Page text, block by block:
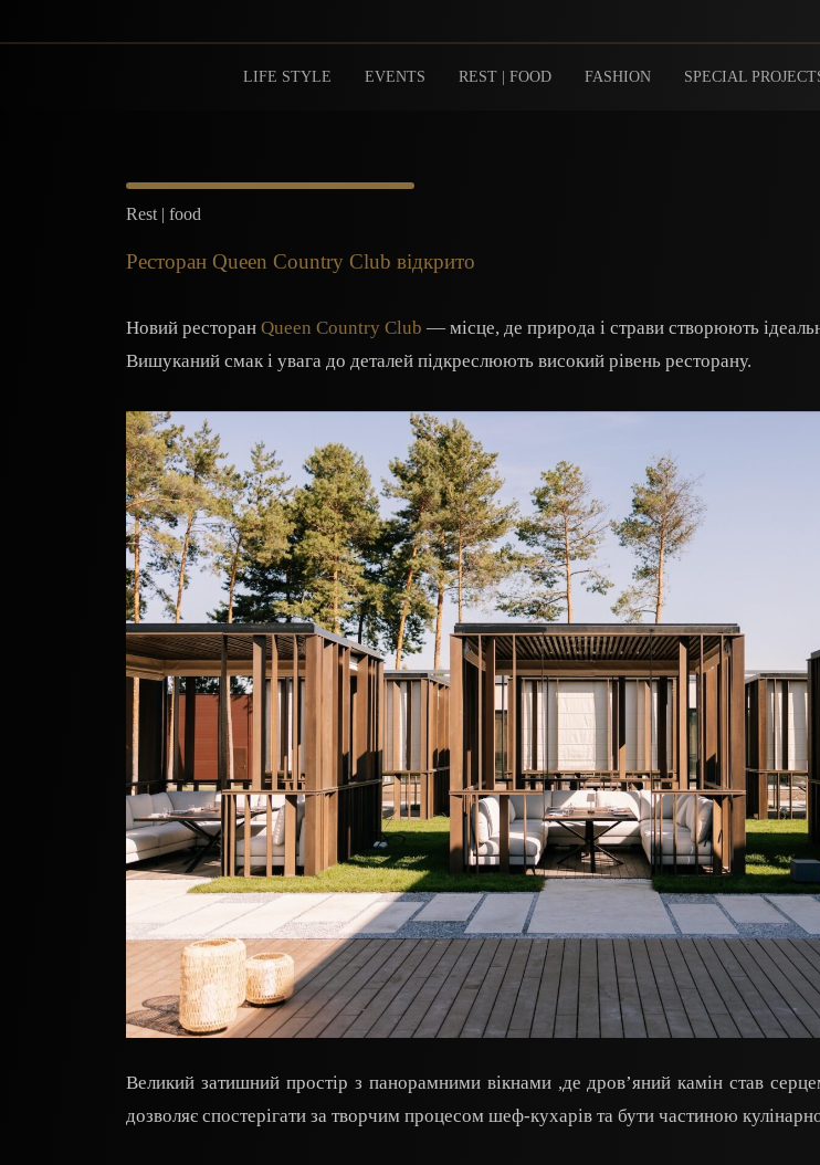
LIFE STYLE EVENTS REST | FOOD FASHION SPECIAL
Rest | food
Ресторан Queen Country Club відкрито
Новий ресторан Queen Country Club — місце, де природа і страви створюють
Вишуканий смак і увага до деталей підкреслюють високий рівень ресторану.
Великий затишний простір з панорамними вікнами ,де дров’яний камін став
дозволяє спостерігати за творчим процесом шеф-кухарів та бути частиною